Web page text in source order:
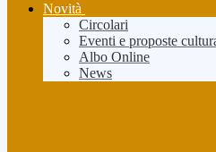
Novità
Circolari
Eventi e proposte
Albo Online
News